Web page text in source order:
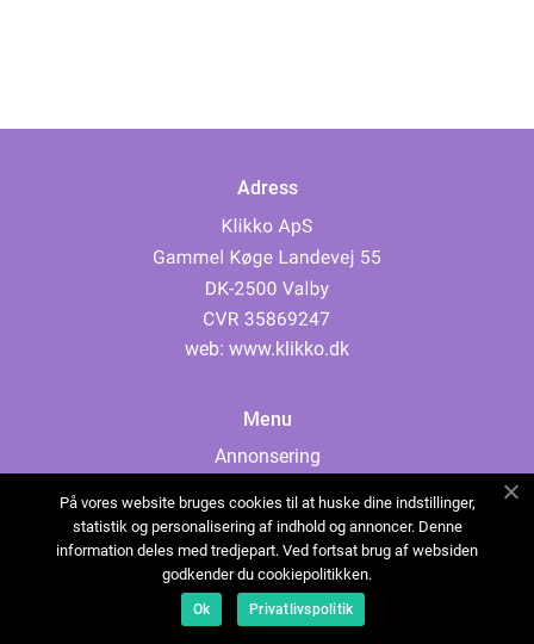
Adress
web: www.klikko.dk
Menu
Annonsering
Cookies
Kontakta oss
Sitemap
På vores website bruges cookies til at huske dine indstillinger,
statistik og personalisering af indhold og annoncer. Denne
information deles med tredjepart. Ved fortsat brug af websiden
godkender du cookiepolitikken.
Ok Privatlivspolitik